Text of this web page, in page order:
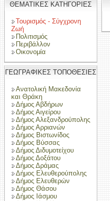
ΘΕΜΑΤΙΚΕΣ ΚΑΤΗΓΟΡΙΕΣ
Τουρισμός - Σύγχρονη
Ζωή
Πολιτισμός
Περιβάλλον
Οικονομία
ΓΕΩΓΡΑΦΙΚΕΣ ΤΟΠΟΘΕΣΙΕΣ
Ανατολική Μακεδονία
και Θράκη
Δήμος Αβδήρων
Δήμος Αιγείρου
Δήμος Αλεξανδρούπολης
Δήμος Αρριανών
Δήμος Βιστωνίδος
Δήμος Βύσσας
Δήμος Διδυμοτείχου
Δήμος Δοξάτου
Δήμος Δράμας
Δήμος Ελευθερούπολης
Δήμος Ελευθερών
Δήμος Θάσου
Δήμος Ιάσμου